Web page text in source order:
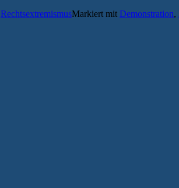
kritisiert
RechtsextremismusMarkiert mit Demonstration,